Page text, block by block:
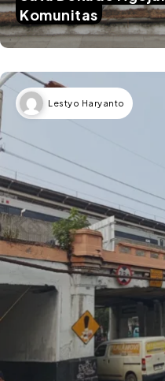
Komunitas
Lestyo Haryanto